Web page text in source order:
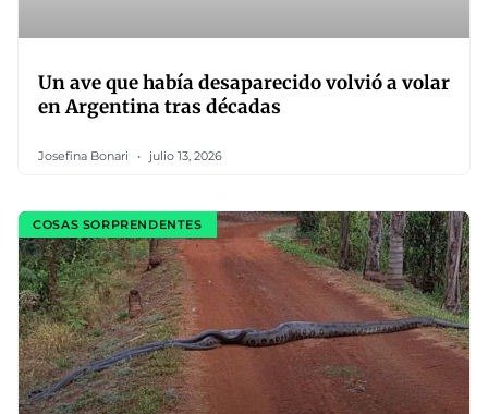
Un ave que había desaparecido volvió a volar
en Argentina tras décadas
Josefina Bonari julio 13, 2026
COSAS SORPRENDENTES